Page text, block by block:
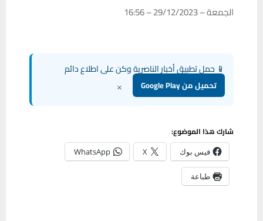
الجمعة – 29/12/2023 – 16:56
📱 حمل تطبيق أخبار الناصرية وكن على اطلاع دائم
تحميل من Google Play ×
شارك هذا الموضوع:
فيس بوك X
WhatsApp
طباعة